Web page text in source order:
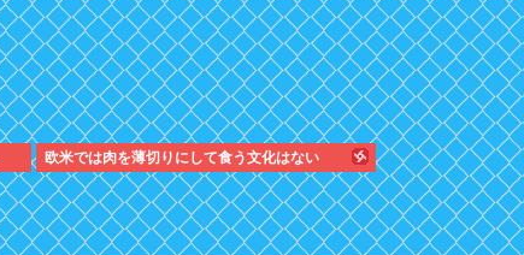
欧米では肉を薄切りにして食う文化はない